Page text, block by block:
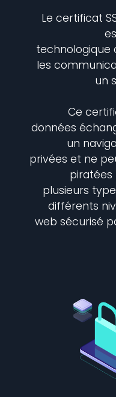
Le certificat
technologique
les
un
Ce
données
un
privées et ne
piratées
plusieurs
différents
web sécurisé